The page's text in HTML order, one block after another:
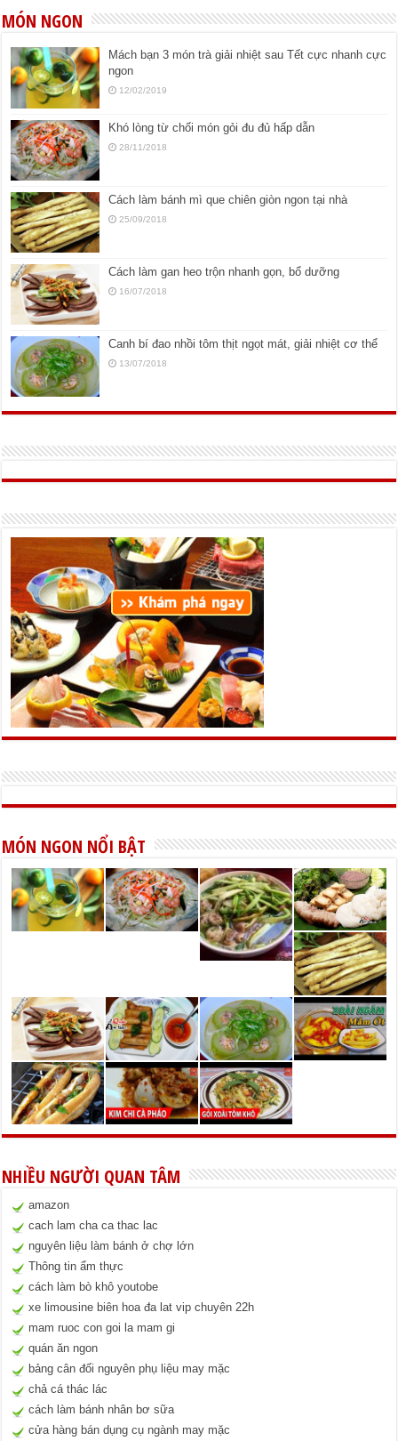
MÓN NGON
Mách bạn 3 món trà giải nhiệt sau Tết cực nhanh cực
ngon
12/02/2019
Khó lòng từ chối món gỏi đu đủ hấp dẫn
28/11/2018
Cách làm bánh mì que chiên giòn ngon tại nhà
25/09/2018
Cách làm gan heo trộn nhanh gọn, bổ dưỡng
16/07/2018
Canh bí đao nhồi tôm thịt ngọt mát, giải nhiệt cơ thể
13/07/2018
MÓN NGON NỔI BẬT
NHIỀU NGƯỜI QUAN TÂM
amazon
cach lam cha ca thac lac
nguyên liệu làm bánh ở chợ lớn
Thông tin ẩm thực
cách làm bò khô youtobe
xe limousine biên hoa đa lat vip chuyên 22h
mam ruoc con goi la mam gi
quán ăn ngon
bảng cân đối nguyên phụ liệu may mặc
chả cá thác lác
cách làm bánh nhân bơ sữa
cửa hàng bán dụng cụ ngành may mặc